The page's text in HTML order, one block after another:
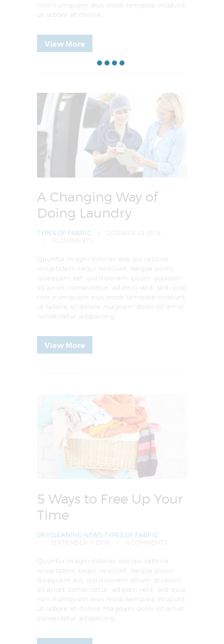
non numquam eius modi tempora incidunt
ut labore et dolore…
View More
A Changing Way of
Doing Laundry
TYPES OF FABRIC
Quuntur magni dolores eos qui ratione
voluptatem sequi nesciunt. Neque porro
quisquam est, qui dolorem ipsum quiaolor
sit amet, consectetur, adipisci velit, sed quia
non numquam eius modi tempora incidunt
ut labore et dolore magnam dolor sit amet,
consectetur adipisicing…
View More
5 Ways to Free Up Your
Time
DRYCLEANING NEWS TYPES OF FABRIC
Quuntur magni dolores eos qui ratione
voluptatem sequi nesciunt. Neque porro
quisquam est, qui dolorem ipsum quiaolor
sit amet, consectetur, adipisci velit, sed quia
non numquam eius modi tempora incidunt
ut labore et dolore magnam dolor sit amet,
consectetur adipisicing…